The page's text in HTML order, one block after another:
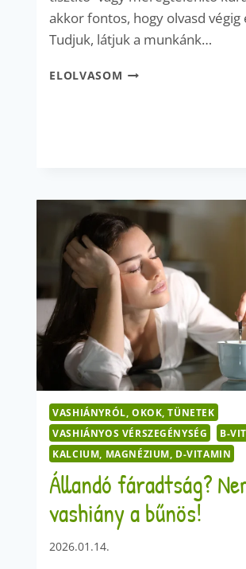
akkor fontos, hogy olvasd végig
Tudjuk, látjuk a munkánk…
ELOLVASOM TAVASZI
VASHIÁNYOS
VAGY?
VASHIÁNYRÓL, OKOK, TÜNETEK
VASHIÁNYOS VÉRSZEGÉNYSÉG
B-
KALCIUM, MAGNÉZIUM, D-VITAMIN
Állandó fáradtság?
vashiány a bűnös!
2026.01.14.